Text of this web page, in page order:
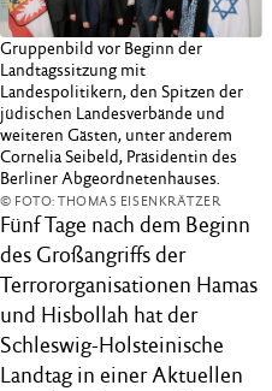
Gruppenbild vor Beginn der
Landtagssitzung mit
Landespolitikern, den Spitzen der
jüdischen Landesverbände und
weiteren Gästen, unter anderem
Cornelia Seibeld, Präsidentin des
Berliner Abgeordnetenhauses.
© FOTO: THOMAS EISENKRÄTZER
Fünf Tage nach dem Beginn
des Großangriffs der
Terrororganisationen Hamas
und Hisbollah hat der
Schleswig-Holsteinische
Landtag in einer Aktuellen